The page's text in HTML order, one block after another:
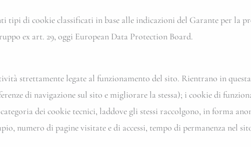
tipi di cookie classificati in base alle indicazioni del Garante per la
ex art. 29, oggi European Data Protection Board.
strettamente legate al funzionamento del sito. Rientrano in
di navigazione sul sito e migliorare la stessa); i cookie di
dei cookie tecnici, laddove gli stessi raccolgono, in forma
numero di pagine visitate e di accessi, tempo di permanenza nel